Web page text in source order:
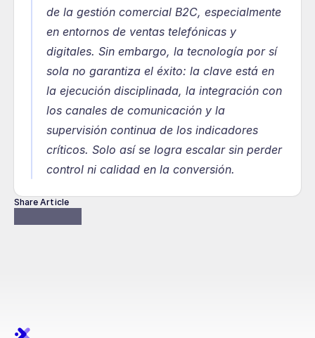
de la gestión comercial B2C, especialmente
en entornos de ventas telefónicas y
digitales. Sin embargo, la tecnología por sí
sola no garantiza el éxito: la clave está en
la ejecución disciplinada, la integración con
los canales de comunicación y la
supervisión continua de los indicadores
críticos. Solo así se logra escalar sin perder
control ni calidad en la conversión.
Share Article